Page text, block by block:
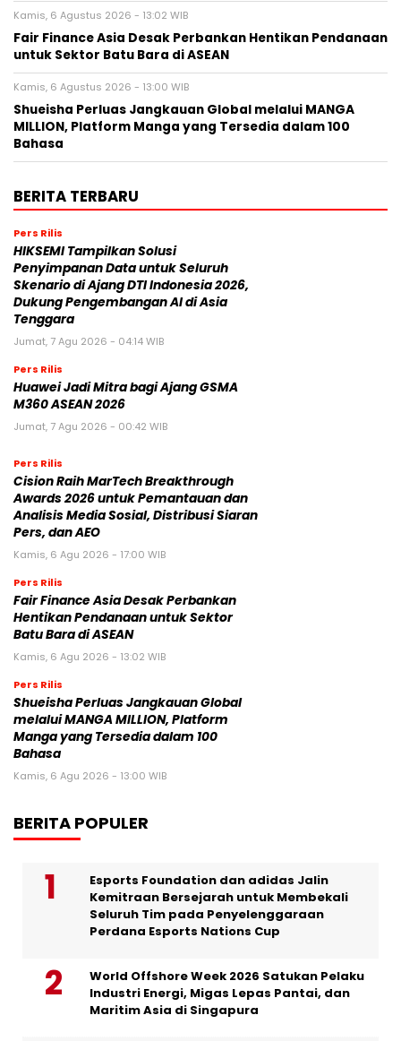
Kamis, 6 Agustus 2026 - 13:02 WIB
Fair Finance Asia Desak Perbankan Hentikan Pendanaan
untuk Sektor Batu Bara di ASEAN
Kamis, 6 Agustus 2026 - 13:00 WIB
Shueisha Perluas Jangkauan Global melalui MANGA
MILLION, Platform Manga yang Tersedia dalam 100
Bahasa
BERITA TERBARU
Pers Rilis
HIKSEMI Tampilkan Solusi
Penyimpanan Data untuk Seluruh
Skenario di Ajang DTI Indonesia 2026,
Dukung Pengembangan AI di Asia
Tenggara
Jumat, 7 Agu 2026 - 04:14 WIB
Pers Rilis
Huawei Jadi Mitra bagi Ajang GSMA
M360 ASEAN 2026
Jumat, 7 Agu 2026 - 00:42 WIB
Pers Rilis
Cision Raih MarTech Breakthrough
Awards 2026 untuk Pemantauan dan
Analisis Media Sosial, Distribusi Siaran
Pers, dan AEO
Kamis, 6 Agu 2026 - 17:00 WIB
Pers Rilis
Fair Finance Asia Desak Perbankan
Hentikan Pendanaan untuk Sektor
Batu Bara di ASEAN
Kamis, 6 Agu 2026 - 13:02 WIB
Pers Rilis
Shueisha Perluas Jangkauan Global
melalui MANGA MILLION, Platform
Manga yang Tersedia dalam 100
Bahasa
Kamis, 6 Agu 2026 - 13:00 WIB
BERITA POPULER
Esports Foundation dan adidas Jalin
Kemitraan Bersejarah untuk Membekali
Seluruh Tim pada Penyelenggaraan
Perdana Esports Nations Cup
World Offshore Week 2026 Satukan Pelaku
Industri Energi, Migas Lepas Pantai, dan
Maritim Asia di Singapura